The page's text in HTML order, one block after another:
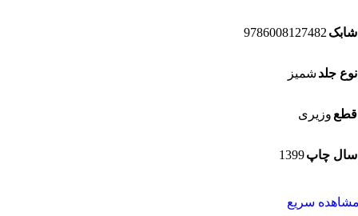
9786008127482
جلدشمیز
وزیری
چاپ1399
سریع